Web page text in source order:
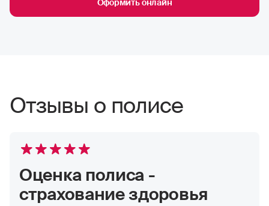
Оформить онлайн
Отзывы о полисе
Оценка полиса -
страхование здоровья